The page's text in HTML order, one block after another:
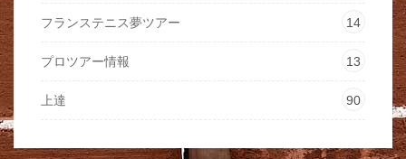
フランステニス夢ツアー 14
プロツアー情報 13
上達 90